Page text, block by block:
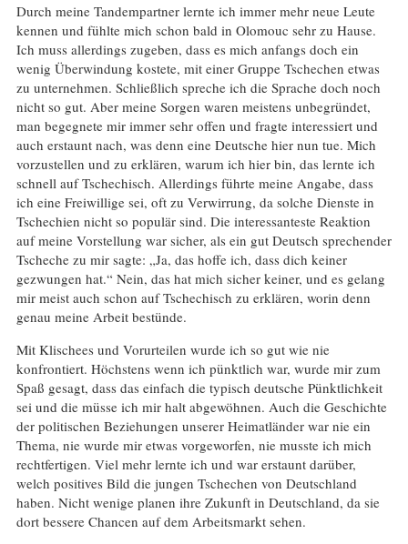
Durch meine Tandempartner lernte ich immer mehr neue Leute
kennen und fühlte mich schon bald in Olomouc sehr zu Hause.
Ich muss allerdings zugeben, dass es mich anfangs doch ein
wenig Überwindung kostete, mit einer Gruppe Tschechen etwas
zu unternehmen. Schließlich spreche ich die Sprache doch noch
nicht so gut. Aber meine Sorgen waren meistens unbegründet,
man begegnete mir immer sehr offen und fragte interessiert und
auch erstaunt nach, was denn eine Deutsche hier nun tue. Mich
vorzustellen und zu erklären, warum ich hier bin, das lernte ich
schnell auf Tschechisch. Allerdings führte meine Angabe, dass
ich eine Freiwillige sei, oft zu Verwirrung, da solche Dienste in
Tschechien nicht so populär sind. Die interessanteste Reaktion
auf meine Vorstellung war sicher, als ein gut Deutsch sprechender
Tscheche zu mir sagte: „Ja, das hoffe ich, dass dich keiner
gezwungen hat.“ Nein, das hat mich sicher keiner, und es gelang
mir meist auch schon auf Tschechisch zu erklären, worin denn
genau meine Arbeit bestünde.
Mit Klischees und Vorurteilen wurde ich so gut wie nie
konfrontiert. Höchstens wenn ich pünktlich war, wurde mir zum
Spaß gesagt, dass das einfach die typisch deutsche Pünktlichkeit
sei und die müsse ich mir halt abgewöhnen. Auch die Geschichte
der politischen Beziehungen unserer Heimatländer war nie ein
Thema, nie wurde mir etwas vorgeworfen, nie musste ich mich
rechtfertigen. Viel mehr lernte ich und war erstaunt darüber,
welch positives Bild die jungen Tschechen von Deutschland
haben. Nicht wenige planen ihre Zukunft in Deutschland, da sie
dort bessere Chancen auf dem Arbeitsmarkt sehen.